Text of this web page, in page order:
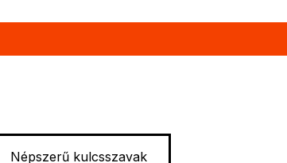
Népszerű kulcsszavak